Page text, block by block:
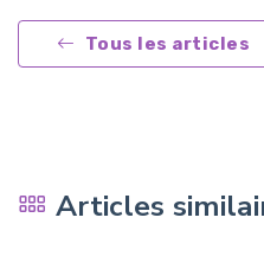
Tous les articles
Articles